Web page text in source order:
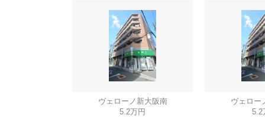
ヴェローノ新大阪南
5.2万円
ヴェロー
5.2